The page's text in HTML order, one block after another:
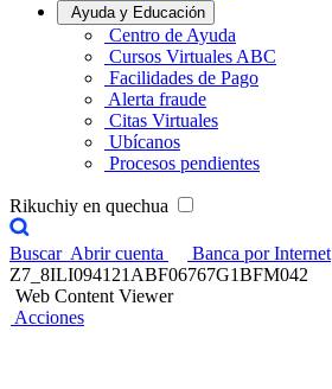
Ayuda y Educación
Centro de Ayuda
Cursos Virtuales ABC
Facilidades de Pago
Alerta fraude
Citas Virtuales
Ubícanos
Procesos pendientes
Rikuchiy en quechua
Buscar Abrir cuenta
Banca por Internet
Z7_8ILI094121ABF06767G1BFM042
Web Content Viewer
Acciones